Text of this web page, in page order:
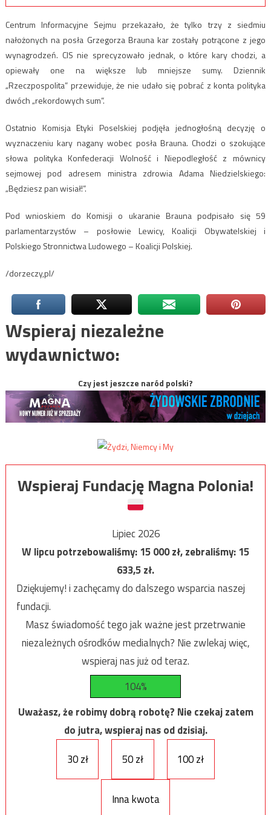
Centrum Informacyjne Sejmu przekazało, że tylko trzy z siedmiu
nałożonych na posła Grzegorza Brauna kar zostały potrącone z jego
wynagrodzeń. CIS nie sprecyzowało jednak, o które kary chodzi, a
opiewały one na większe lub mniejsze sumy. Dziennik
„Rzeczpospolita” przewiduje, że nie udało się pobrać z konta polityka
dwóch „rekordowych sum”.
Ostatnio Komisja Etyki Poselskiej podjęła jednogłośną decyzję o
wyznaczeniu kary nagany wobec posła Brauna. Chodzi o szokujące
słowa polityka Konfederacji Wolność i Niepodległość z mównicy
sejmowej pod adresem ministra zdrowia Adama Niedzielskiego:
„Będziesz pan wisiał!”.
Pod wnioskiem do Komisji o ukaranie Brauna podpisało się 59
parlamentarzystów – posłowie Lewicy, Koalicji Obywatelskiej i
Polskiego Stronnictwa Ludowego – Koalicji Polskiej.
/dorzeczy,pl/
Wspieraj niezależne
wydawnictwo:
Czy jest jeszcze naród polski?
Wspieraj Fundację Magna Polonia!
Lipiec 2026
W lipcu potrzebowaliśmy:15 000zł, zebraliśmy:15
633,5zł.
Dziękujemy! i zachęcamy do dalszego wsparcia naszej
fundacji.
Masz świadomość tego jak ważne jest przetrwanie
niezależnych ośrodków medialnych? Nie zwlekaj więc,
wspieraj nas już od teraz.
104%
Uważasz, że robimy dobrą robotę? Nie czekaj zatem
do jutra, wspieraj nas od dzisiaj.
30 zł
50 zł 100 zł
Inna kwota